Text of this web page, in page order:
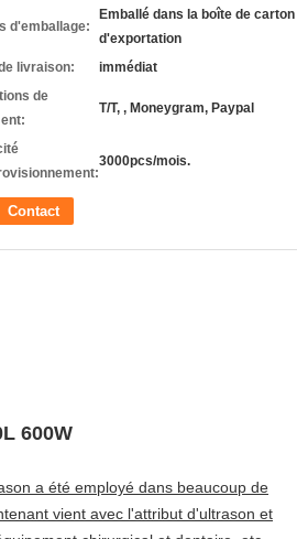
d'emballage:
Emballé dans la boîte de carton
d'exportation
livraison:
immédiat
de
T/T, , Moneygram, Paypal
3000pcs/mois.
Contact
600W
a été employé dans beaucoup de
vient avec l'attribut d'ultrason et